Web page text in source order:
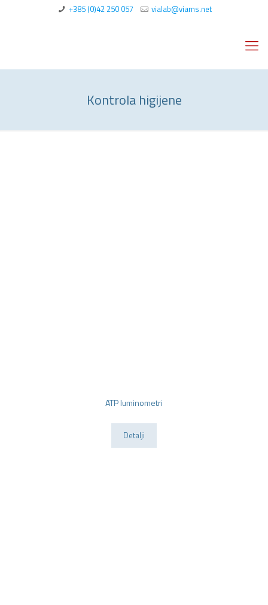
+385 (0)42 250 057 vialab@viams.net
Kontrola higijene
ATP luminometri
Detalji